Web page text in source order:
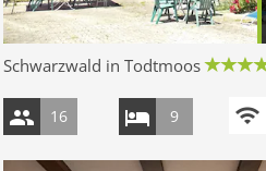
Schwarzwald in Todtmoos
16 9